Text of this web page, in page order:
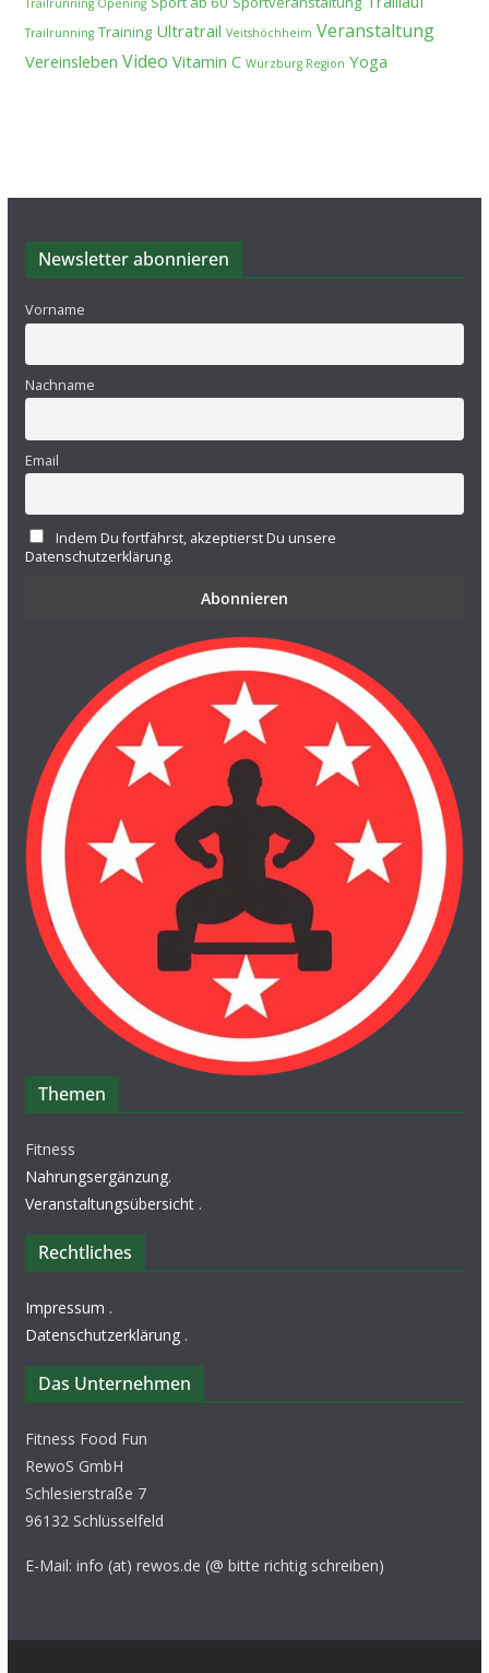
Trailrunning Opening
Trailrunning Training Ultratrail Veitshöchheim Veranstaltung
Vereinsleben Video Vitamin C Würzburg Region Yoga
Newsletter abonnieren
Vorname
Nachname
Email
Indem Du fortfährst, akzeptierst Du unsere
Datenschutzerklärung.
Themen
Fitness
Nahrungsergänzung.
Veranstaltungsübersicht.
Rechtliches
Impressum .
Datenschutzerklärung.
Das Unternehmen
Fitness Food Fun
RewoS GmbH
Schlesierstraße 7
96132 Schlüsselfeld
E-Mail: info (at) rewos.de (@ bitte richtig schreiben)